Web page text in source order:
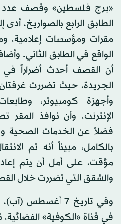
«برج فلسطين» وقصف عدد
الطابق الرابع بالصواريخ،
مقرات ومؤسسات إعلامية،
الواقع في الطابق الثاني.
أن القصف أحدث أضراراً في
الجريدة، حيث تضررت
وأجهزة كومبيوتر،
الإنترنت، وأن نوافذ المقر
فضلاً عن الخدمات الصحية
بالكامل، مبيناً أنه تم
مؤقت، على أمل أن يتم
والشقق التي تضررت خلال
وفي تاريخ 7 أغسطس
في قناة «الكوفية»